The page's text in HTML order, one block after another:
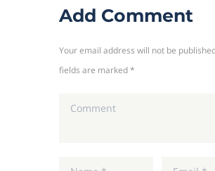
Add Comment
Your email address will not be
fields are marked *